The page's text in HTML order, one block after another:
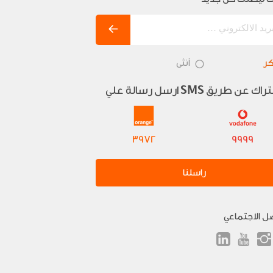
أنثى
عن طريق SMS ارسل رسالة علي
9999
3972
راسلنا
الاجتماعي